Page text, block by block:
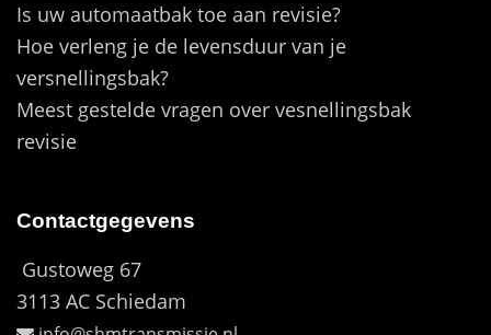
Is uw automaatbak toe aan revisie?
Hoe verleng je de levensduur van je
versnellingsbak?
Meest gestelde vragen over vesnellingsbak
revisie
Contactgegevens
Gustoweg 67
3113 AC Schiedam